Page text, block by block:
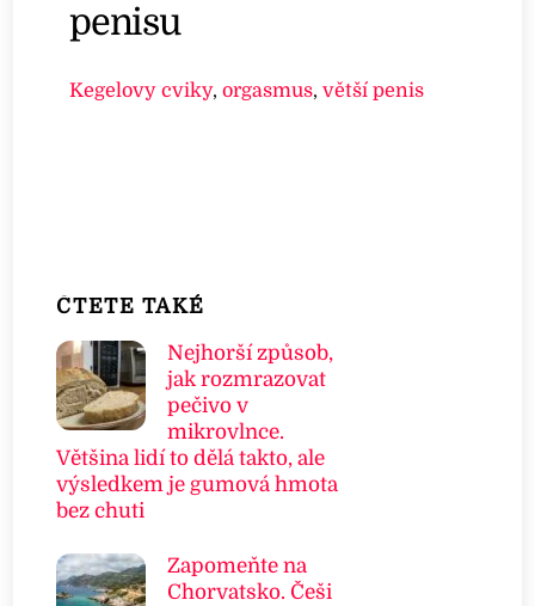
penisu
Kegelovy cviky,orgasmus,větší penis
ČTETE TAKÉ
Nejhorší způsob,
jak rozmrazovat
pečivo v
mikrovlnce.
Většina lidí to dělá takto, ale
výsledkem je gumová hmota
bez chuti
Zapomeňte na
Chorvatsko. Češi